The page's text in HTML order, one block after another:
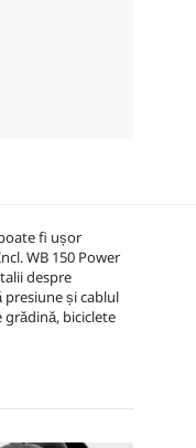
fi ușor
WB 150 Power
despre
presiune și cablul
biciclete